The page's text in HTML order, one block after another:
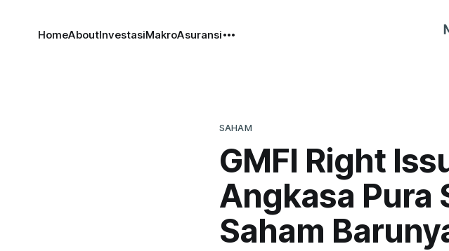
HomeAboutInvestasiMakroAsuransi
SAHAM
GMFI Right
Angkasa Pura
Saham